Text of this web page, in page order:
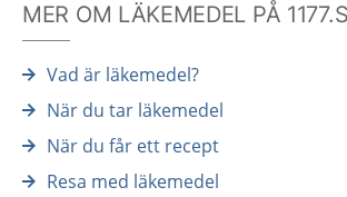
MER OM LÄKEMEDEL PÅ
Vad är läkemedel?
När du tar läkemedel
När du får ett recept
Resa med läkemedel